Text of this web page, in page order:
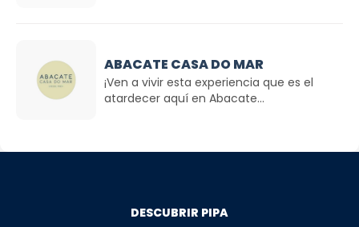
ABACATE CASA DO MAR
¡Ven a vivir esta experiencia que es el
atardecer aquí en Abacate...
DESCUBRIR PIPA